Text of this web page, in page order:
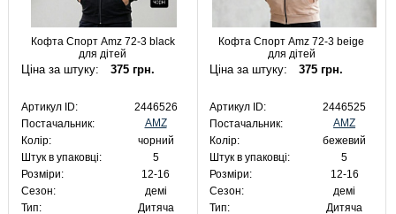
Кофта Спорт Amz 72-3 black
для дітей
Ціна за штуку: 375 грн.
Артикул ID:
2446526
Постачальник:
AMZ
Колір:
чорний
Штук в упаковці:
5
Розміри:
12-16
Сезон:
демі
Тип:
Дитяча
Кофта Спорт Amz 72-3 beige
для дітей
Ціна за штуку: 375 грн.
Артикул ID:
2446525
Постачальник:
AMZ
Колір:
бежевий
Штук в упаковці:
5
Розміри:
12-16
Сезон:
демі
Тип:
Дитяча